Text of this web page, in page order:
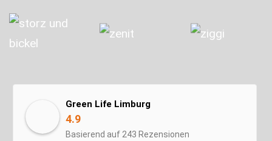
Green Life Limburg
4.9
Basierend auf 243 Rezensionen